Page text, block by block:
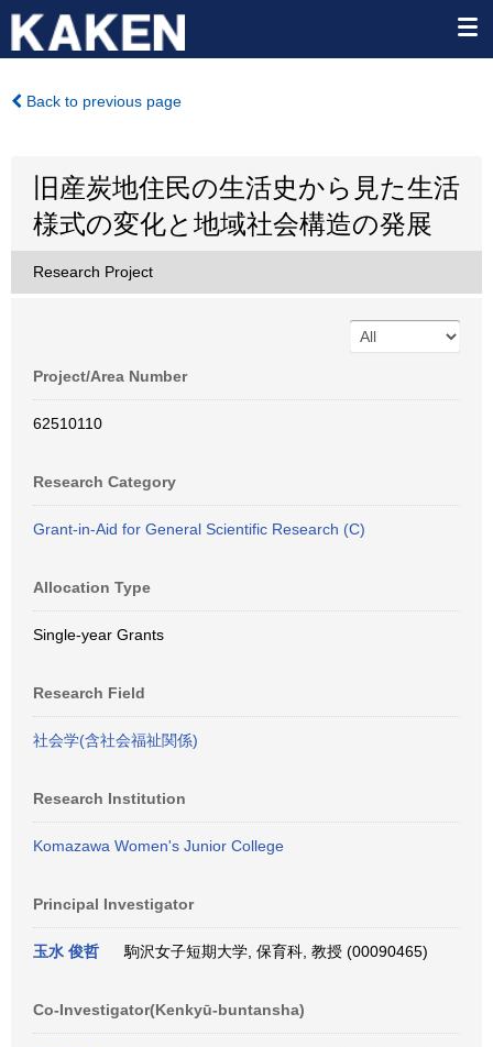
Back to previous page
旧産炭地住民の生活史から見た生活
様式の変化と地域社会構造の発展
Research Project
Project/Area Number
62510110
Research Category
Grant-in-Aid for General Scientific Research (C)
Allocation Type
Single-year Grants
Research Field
社会学(含社会福祉関係)
Research Institution
Komazawa Women's Junior College
Principal Investigator
玉水 俊哲 駒沢女子短期大学, 保育科, 教授 (00090465)
Co-Investigator(Kenkyū-buntansha)